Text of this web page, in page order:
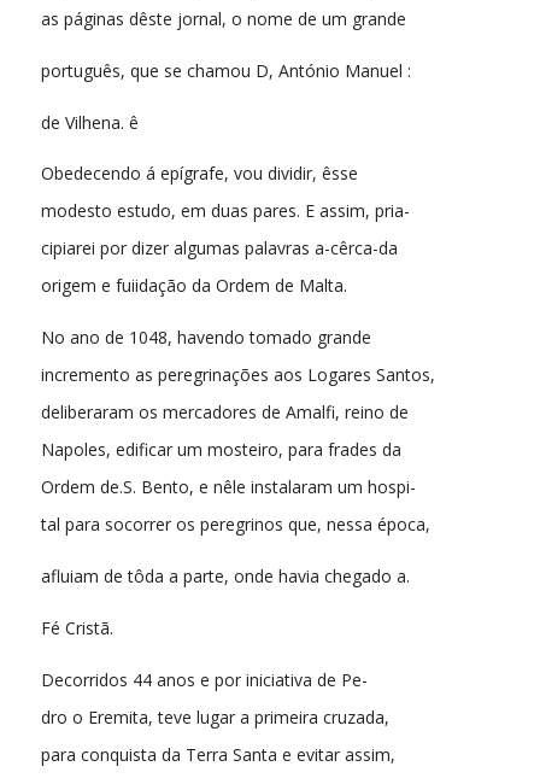
as páginas dêste jornal, o nome de um grande
português, que se chamou D, António Manuel :
de Vilhena. ê
Obedecendo á epígrafe, vou dividir, êsse
modesto estudo, em duas pares. E assim, pria-
cipiarei por dizer algumas palavras a-cêrca-da
origem e fuiidação da Ordem de Malta.
No ano de 1048, havendo tomado grande
incremento as peregrinações aos Logares Santos,
deliberaram os mercadores de Amalfi, reino de
Napoles, edificar um mosteiro, para frades da
Ordem de.S. Bento, e nêle instalaram um hospi-
tal para socorrer os peregrinos que, nessa época,
afluiam de tôda a parte, onde havia chegado a.
Fé Cristã.
Decorridos 44 anos e por iniciativa de Pe-
dro o Eremita, teve lugar a primeira cruzada,
para conquista da Terra Santa e evitar assim,